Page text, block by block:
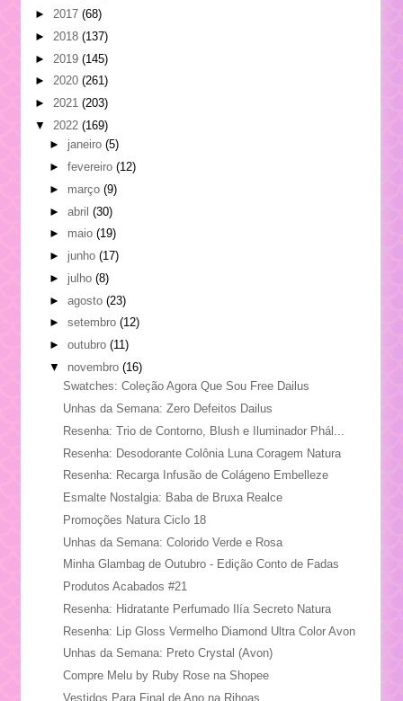
► 2017 (68)
► 2018 (137)
► 2019 (145)
► 2020 (261)
► 2021 (203)
▼ 2022 (169)
► janeiro (5)
► fevereiro (12)
► março (9)
► abril (30)
► maio (19)
► junho (17)
► julho (8)
► agosto (23)
► setembro (12)
► outubro (11)
▼ novembro (16)
Swatches: Coleção Agora Que Sou Free Dailus
Unhas da Semana: Zero Defeitos Dailus
Resenha: Trio de Contorno, Blush e Iluminador Phál...
Resenha: Desodorante Colônia Luna Coragem Natura
Resenha: Recarga Infusão de Colágeno Embelleze
Esmalte Nostalgia: Baba de Bruxa Realce
Promoções Natura Ciclo 18
Unhas da Semana: Colorido Verde e Rosa
Minha Glambag de Outubro - Edição Conto de Fadas
Produtos Acabados #21
Resenha: Hidratante Perfumado Ilía Secreto Natura
Resenha: Lip Gloss Vermelho Diamond Ultra Color Avon
Unhas da Semana: Preto Crystal (Avon)
Compre Melu by Ruby Rose na Shopee
Vestidos Para Final de Ano na Rihoas